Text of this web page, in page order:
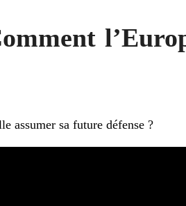
assumer sa future défense ?